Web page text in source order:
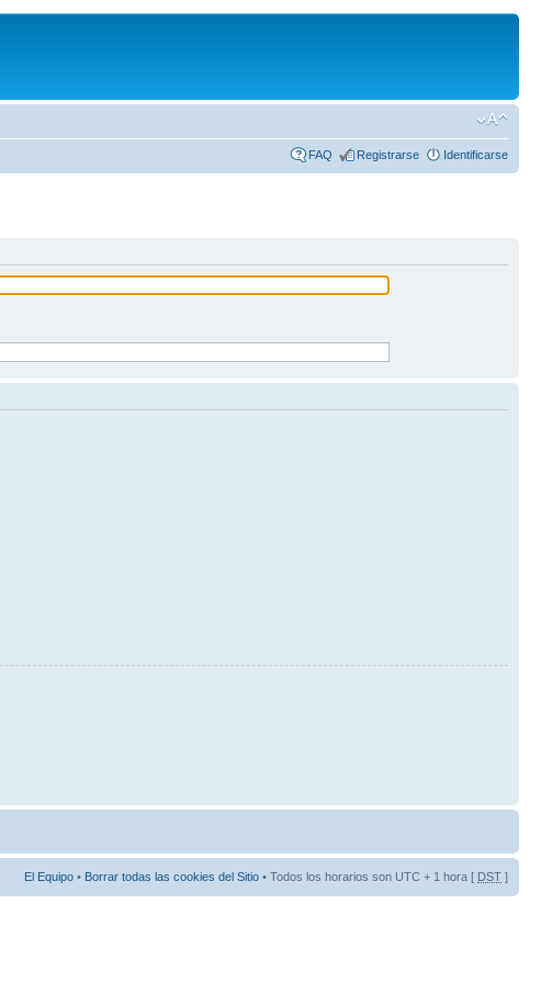
FAQ Registrarse Identificarse
El Equipo • Borrar todas las cookies del Sitio • Todos los horarios son UTC + 1 hora [ DST ]